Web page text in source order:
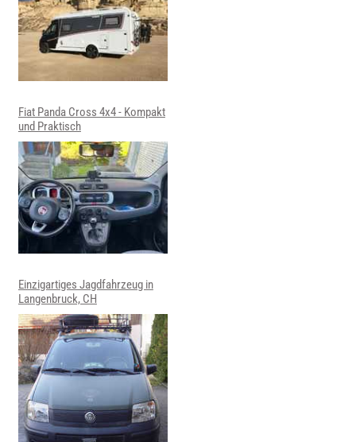
Fiat Panda Cross 4x4 - Kompakt
und Praktisch
Einzigartiges Jagdfahrzeug in
Langenbruck, CH